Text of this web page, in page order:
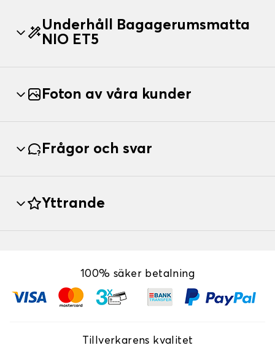
Underhåll Bagagerumsmatta
NIO ET5
Foton av våra kunder
Frågor och svar
Yttrande
100% säker betalning
Tillverkarens kvalitet